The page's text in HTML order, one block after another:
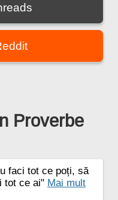
Proverbe
faci tot ce poți, să
tot ce ai" Mai mult